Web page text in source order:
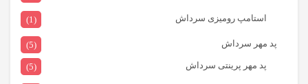
استامپ رومیزی سرداش (1)
پد مهر سرداش
(5)
پد مهر پرینتی سرداش
(5)